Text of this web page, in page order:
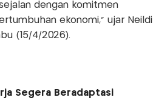
dengan komitmen
ekonomi,” ujar Neildi
(15/4/2026).
Segera Beradaptasi